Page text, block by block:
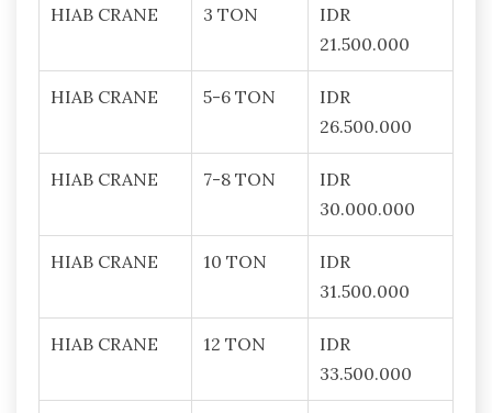
HIAB CRANE 3 TON
IDR
21.500.000
HIAB CRANE 5-6 TON
IDR
26.500.000
HIAB CRANE 7-8 TON
IDR
30.000.000
HIAB CRANE 10 TON
IDR
31.500.000
HIAB CRANE 12 TON
IDR
33.500.000